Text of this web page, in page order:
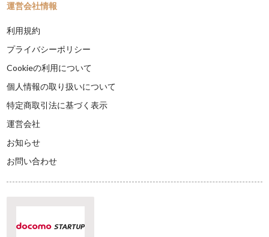
運営会社情報
利用規約
プライバシーポリシー
Cookieの利用について
個人情報の取り扱いについて
特定商取引法に基づく表示
運営会社
お知らせ
お問い合わせ